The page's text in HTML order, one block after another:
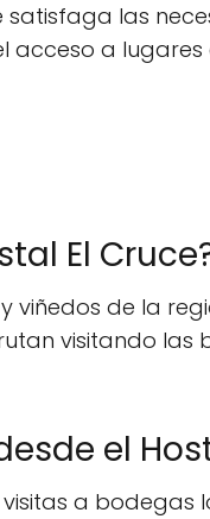
las
a
El
viñedos de la
visitando
el
a bodegas